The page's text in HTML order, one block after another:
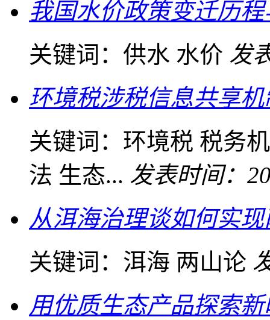
我国水价政策变迁历
关键词： 供水 水价 发
环境税涉税信息共享
关键词： 环境税 税务
法 生态... 发表时间：
从洱海治理谈如何实
关键词： 洱海 两山论
用优质生态产品探索